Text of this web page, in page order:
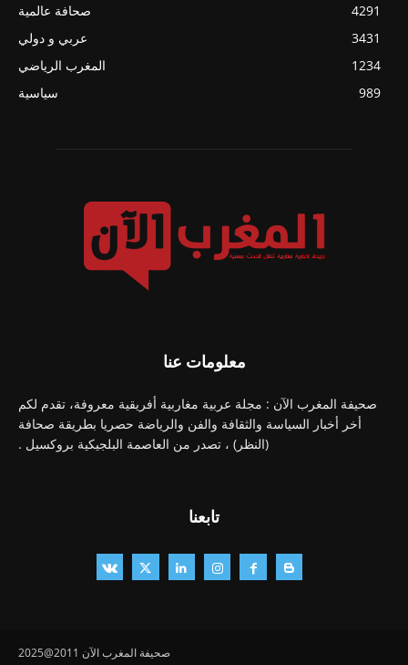
صحافة عالمية
4291
عربي و دولي
3431
المغرب الرياضي
1234
سياسية
989
معلومات عنا
صحيفة المغرب الآن : مجلة عربية مغاربية أفريقية معروفة، تقدم لكم
أخر أخبار السياسة والثقافة والفن والرياضة حصريا بطريقة صحافة
(النظر) ، تصدر من العاصمة البلجيكية بروكسيل .
تابعنا
صحيفة المغرب الآن 2011@2025